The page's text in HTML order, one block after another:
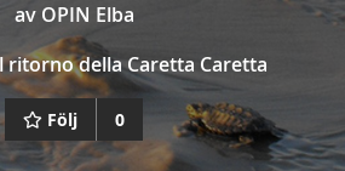
av OPIN Elba
ritorno della Caretta Caretta
Följ 0